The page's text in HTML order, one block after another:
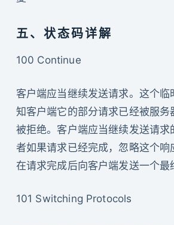
五、状态码详解
100 Continue
客户端应当继续发送请求。这个临
知客户端它的部分请求已经被服务
被拒绝。客户端应当继续发送请求
者如果请求已经完成，忽略这个响
在请求完成后向客户端发送一个最
101 Switching Protocols